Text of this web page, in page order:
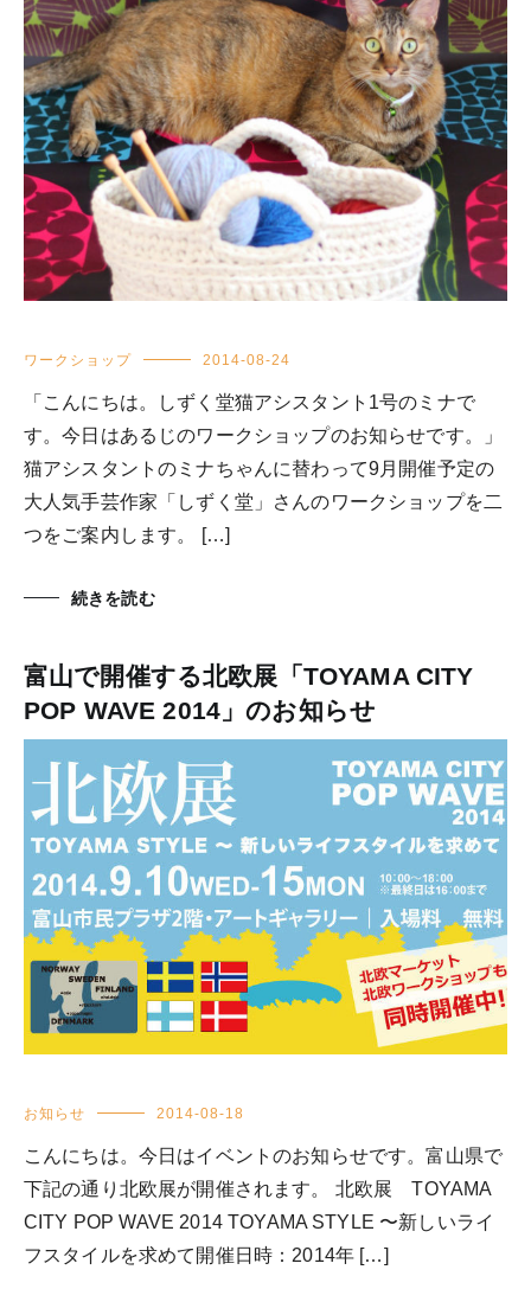
ワークショップ 2014-08-24
「こんにちは。しずく堂猫アシスタント1号のミナで
す。今日はあるじのワークショップのお知らせです。」
猫アシスタントのミナちゃんに替わって9月開催予定の
大人気手芸作家「しずく堂」さんのワークショップを二
つをご案内します。 […]
続きを読む
富山で開催する北欧展「TOYAMA CITY
POP WAVE 2014」のお知らせ
お知らせ 2014-08-18
こんにちは。今日はイベントのお知らせです。富山県で
下記の通り北欧展が開催されます。 北欧展 TOYAMA
CITY POP WAVE 2014 TOYAMA STYLE 〜新しいライ
フスタイルを求めて開催日時：2014年 […]